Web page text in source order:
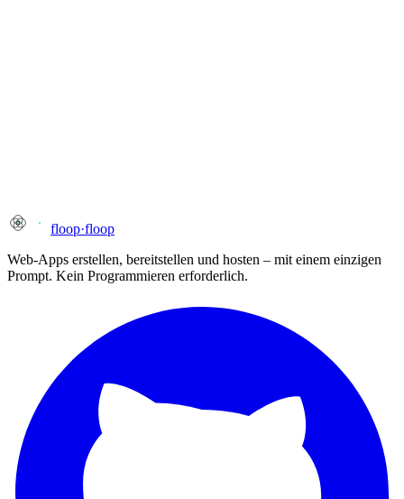
floop·floop
Web-Apps erstellen, bereitstellen und hosten – mit einem einzigen
Prompt. Kein Programmieren erforderlich.